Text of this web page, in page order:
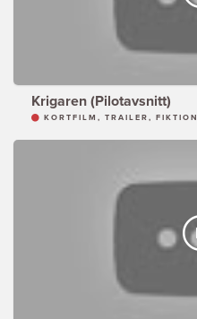
Krigaren (Pilotavsnitt)
KORTFILM, TRAILER, FIKTION